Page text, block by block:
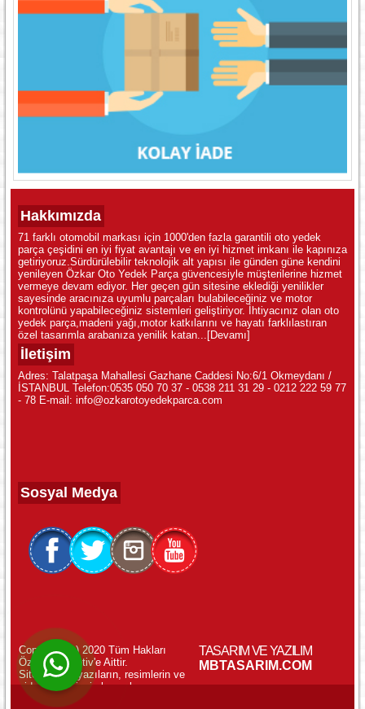
WhatsApp ile Online Destek!
Hakkımızda
71 farklı otomobil markası için 1000'den fazla garantili oto yedek
parça çeşidini en iyi fiyat avantajı ve en iyi hizmet imkanı ile kapınıza
getiriyoruz.Sürdürülebilir teknolojik alt yapısı ile günden güne kendini
yenileyen Özkar Oto Yedek Parça güvencesiyle müşterilerine hizmet
vermeye devam ediyor. Her geçen gün sitesine eklediği yenilikler
sayesinde aracınıza uyumlu parçaları bulabileceğiniz ve motor
kontrolünü yapabileceğiniz sistemleri geliştiriyor. İhtiyacınız olan oto
yedek parça,madeni yağı,motor katkılarını ve hayatı farklılastıran
özel tasarımla arabanıza yenilik katan... [Devamı]
İletişim
Adres: Talatpaşa Mahallesi Gazhane Caddesi No:6/1 Okmeydanı /
İSTANBUL Telefon:0535 050 70 37 - 0538 211 31 29 - 0212 222 59 77
- 78 E-mail: info@ozkarotoyedekparca.com
Sosyal Medya
Copyright (c) 2020 Tüm Hakları
Özkar Otomotiv'e Aittir.
Sitemizdeki yazıların, resimlerin ve
videoların izinsiz kopyalanması
yasaktır.
TASARIM VE YAZILIM
MBTASARIM.COM